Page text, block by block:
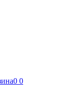
0 0